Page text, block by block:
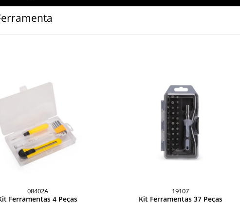
08402A
Ferramentas 4 Peças
19107
Kit Ferramentas 37 Peças